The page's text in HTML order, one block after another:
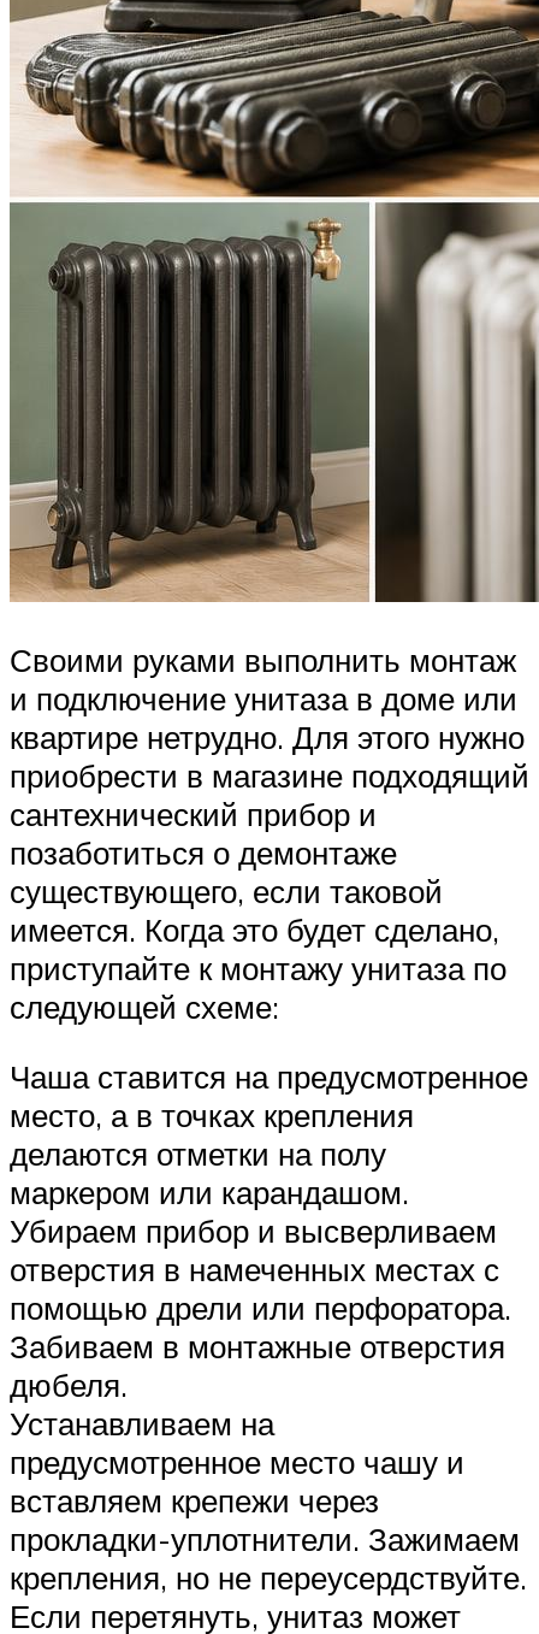
Своими руками выполнить монтаж
и подключение унитаза в доме или
квартире нетрудно. Для этого нужно
приобрести в магазине подходящий
сантехнический прибор и
позаботиться о демонтаже
существующего, если таковой
имеется. Когда это будет сделано,
приступайте к монтажу унитаза по
следующей схеме:
Чаша ставится на предусмотренное
место, а в точках крепления
делаются отметки на полу
маркером или карандашом.
Убираем прибор и высверливаем
отверстия в намеченных местах с
помощью дрели или перфоратора.
Забиваем в монтажные отверстия
дюбеля.
Устанавливаем на
предусмотренное место чашу и
вставляем крепежи через
прокладки-уплотнители. Зажимаем
крепления, но не переусердствуйте.
Если перетянуть, унитаз может